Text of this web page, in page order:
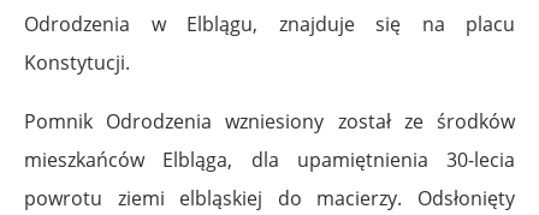
Odrodzenia w Elblągu, znajduje się na placu
Konstytucji.
Pomnik Odrodzenia wzniesiony został ze środków
mieszkańców Elbląga, dla upamiętnienia 30-lecia
powrotu ziemi elbląskiej do macierzy. Odsłonięty